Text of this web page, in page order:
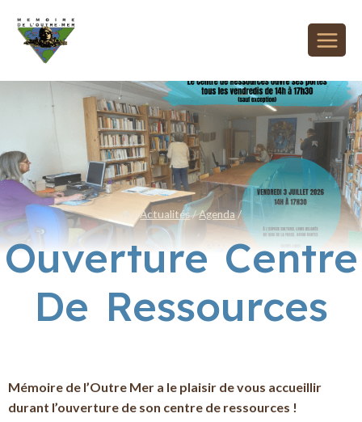
/ Actualités/Agenda/
Ouverture Centre
De Ressources
Mémoire de l’Outre Mer a le plaisir de vous accueillir
durant l’ouverture de son centre de ressources !